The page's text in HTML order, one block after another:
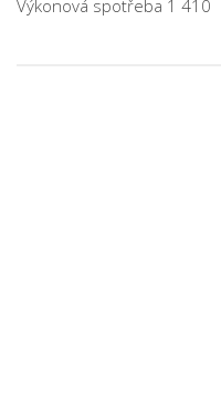
Výkonová spotřeba 1 410